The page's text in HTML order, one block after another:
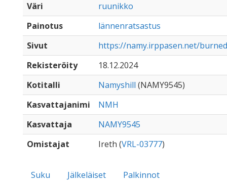
Väri
ruunikko
Painotus
lännenratsastus
Sivut
https://namy.irppasen.net/
Rekisteröity
18.12.2024
Kotitalli
Namyshill (NAMY9545)
Kasvattajanimi
NMH
Kasvattaja
NAMY9545
Omistajat
Ireth (VRL-03777)
Suku Jälkeläiset
Palkinnot